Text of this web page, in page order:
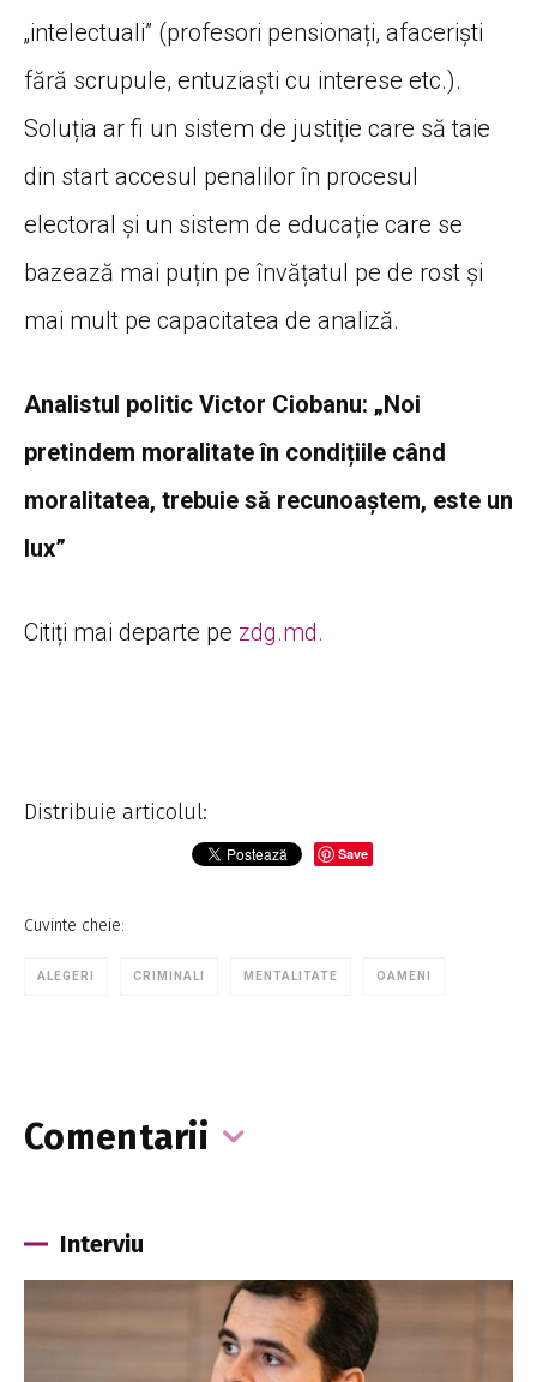
„intelectuali” (profesori pensionați, afaceriști
fără scrupule, entuziaști cu interese etc.).
Soluția ar fi un sistem de justiție care să taie
din start accesul penalilor în procesul
electoral și un sistem de educație care se
bazează mai puțin pe învățatul pe de rost și
mai mult pe capacitatea de analiză.
Analistul politic Victor Ciobanu: „Noi
pretindem moralitate în condițiile când
moralitatea, trebuie să recunoaștem, este un
lux”
Citiți mai departe pe zdg.md.
Distribuie articolul:
Save
Cuvinte cheie:
ALEGERI CRIMINALI MENTALITATE OAMENI
Comentarii
Interviu